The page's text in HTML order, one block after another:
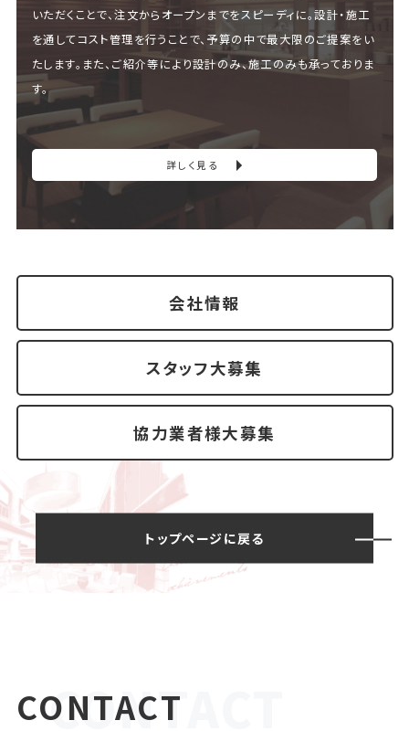
いただくことで、注文からオープンまでをスピーディに。設計・施工
を通してコスト管理を行うことで、予算の中で最大限のご提案をい
たします。また、ご紹介等により設計のみ、施工のみも承っておりま
す。
詳しく見る
会社情報
スタッフ大募集
協力業者様大募集
トップページに戻る
CONTACT